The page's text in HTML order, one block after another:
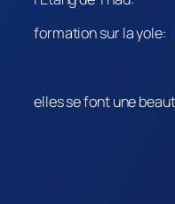
formation sur la yole:
elles se font une